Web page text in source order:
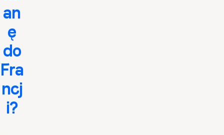
an
ę
do
Fra
ncj
i?